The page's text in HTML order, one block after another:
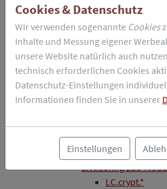
API
REST-API
Voraussetzungen
Authentisierung
Beispiel
API-Methoden
Lua-API
custom.lua
Testen eigener
Beispiel-Code
LiveConfig Lua-
LC.crypt.*
Cookies & Datenschutz
Wir verwenden sogenannte Cookies
Inhalte und Messung eigener
unsere Website natürlich auch
technisch erforderlichen Cookies
Datenschutz-Einstellungen
Informationen finden Sie in unserer
Einstellungen